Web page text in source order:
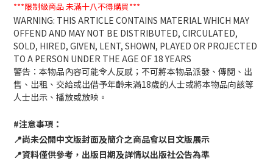
***限制級商品未滿十八不得購買***
WARNING: THIS ARTICLE CONTAINS MATERIAL WHICH MAY
OFFEND AND MAY NOT BE DISTRIBUTED, CIRCULATED,
SOLD, HIRED, GIVEN, LENT, SHOWN, PLAYED OR PROJECTED
TO A PERSON UNDER THE AGE OF 18 YEARS
警告：本物品內容可能令人反感；不可將本物品派發、傳閱、出
售、出租、交給或出借予年齡未滿18歲的人士或將本物品向該等
人士出示、播放或放映。
#注意事項：
📍尚未公開中文版封面及簡介之商品會以日文版展示
📍資料僅供參考，出版日期及詳情以出版社公告為準